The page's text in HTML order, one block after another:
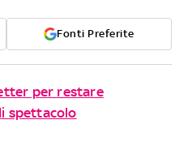
Fonti Preferite
per restare
spettacolo